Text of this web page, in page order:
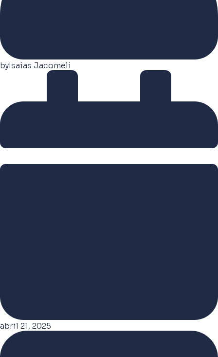
byIsaias Jacomeli
abril 21, 2025